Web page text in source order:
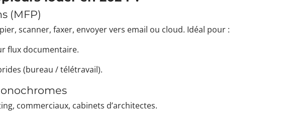
(MFP)
scanner, faxer, envoyer vers email ou cloud. Idéal pour :
flux documentaire.
(bureau / télétravail).
commerciaux, cabinets d’architectes.